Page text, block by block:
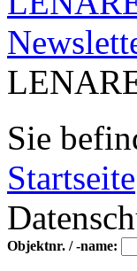
LENA
Sie
Startseite
Objektnr. / -name: